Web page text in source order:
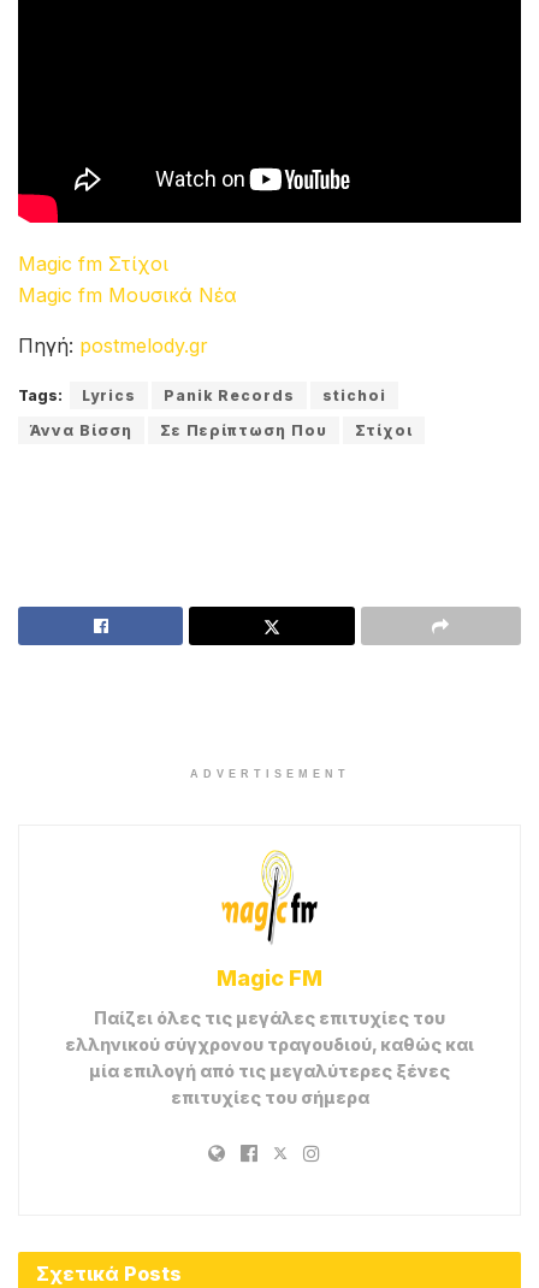
Magic fm Στίχοι
Magic fm Μουσικά Νέα
Πηγή: postmelody.gr
Tags: Lyrics Panik Records
stichoi
Άννα Βίσση
Σε Περίπτωση Που Στίχοι
ADVERTISEMENT
Magic FM
Παίζει όλες τις μεγάλες επιτυχίες του
ελληνικού σύγχρονου τραγουδιού, καθώς και
μία επιλογή από τις μεγαλύτερες ξένες
επιτυχίες του σήμερα
Σχετικά Posts